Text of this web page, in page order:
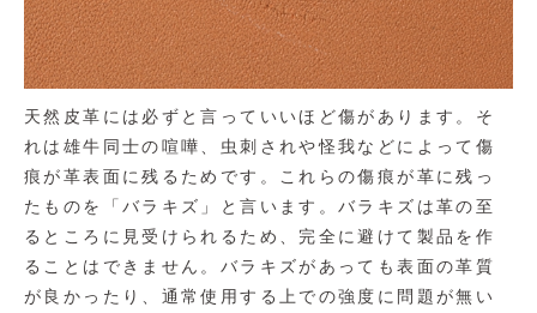
天然皮革には必ずと言っていいほど傷があります。そ
れは雄牛同士の喧嘩、虫刺されや怪我などによって傷
痕が革表面に残るためです。これらの傷痕が革に残っ
たものを「バラキズ」と言います。バラキズは革の至
るところに見受けられるため、完全に避けて製品を作
ることはできません。バラキズがあっても表面の革質
が良かったり、通常使用する上での強度に問題が無い